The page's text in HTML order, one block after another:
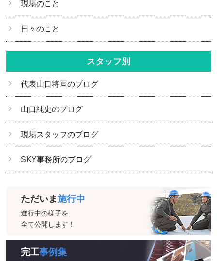
現場のこと
日々のこと
スタッフ別
代表山口将亘のブログ
山口純史のブログ
現場スタッフのブログ
SKY事務所のブログ
ただいま施行中
進行中の様子を
全て公開します！
完工事例集